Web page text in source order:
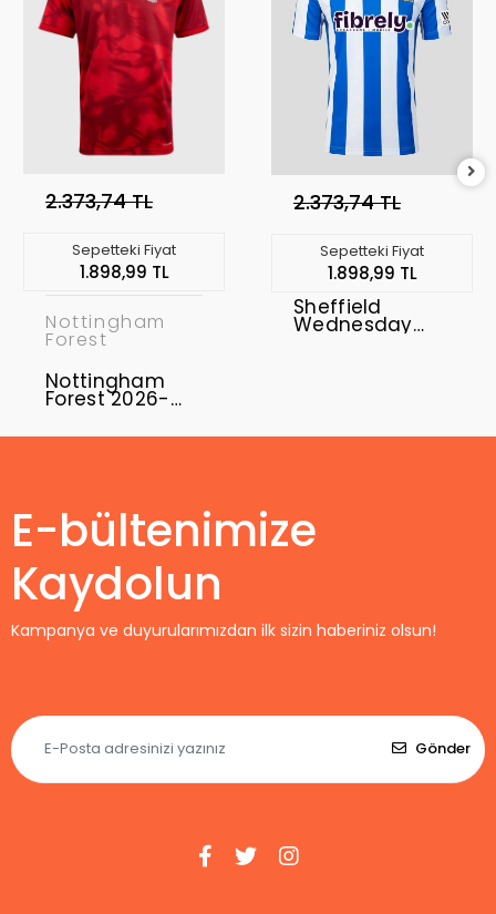
2.373,74 TL
Sepetteki Fiyat
1.898,99 TL
Nottingham
Forest
Nottingham
Forest 2026-
Home
2.373,74 TL
Sepetteki Fiyat
1.898,99 TL
Sheffield
Wednesday
E-bültenimize
Kaydolun
Kampanya ve duyurularımızdan ilk sizin haberiniz olsun!
Gönder